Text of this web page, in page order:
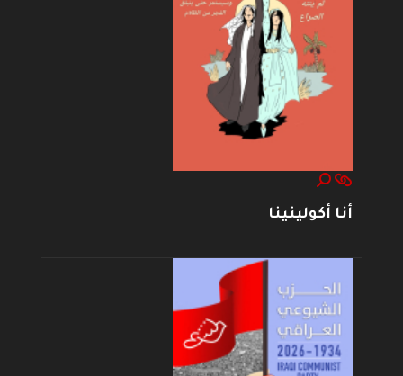
أنا أكولينينا